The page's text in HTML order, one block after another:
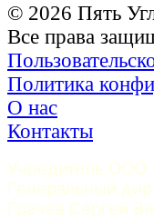
© 2026 Пять
Все права
Политика
О нас
Контакты
Учредитель ООО
Генеральный
Грачев Сергей